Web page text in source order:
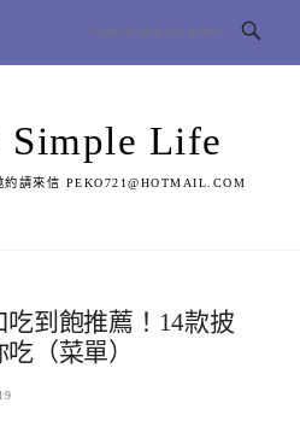
Simple Life
來信 PEKO721@HOTMAIL.COM
到飽推薦！14款披
（菜單）